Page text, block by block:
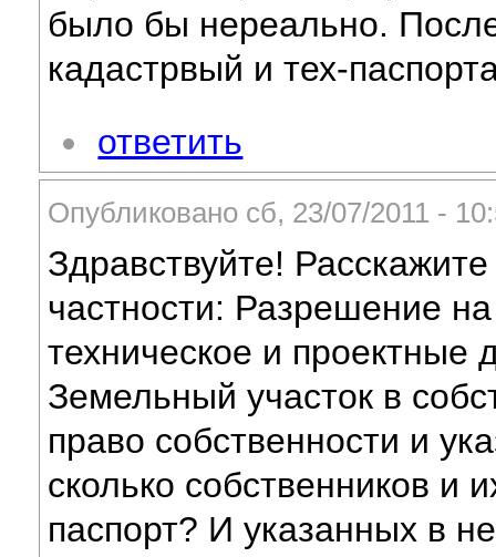
было бы нереально.
кадастрвый и тех-
ответить
Опубликовано сб, 23/07/2011 -
Здравствуйте!
частности: Разрешение
техническое и проектные
Земельный участок в
право собственности и
сколько собственников и
паспорт? И указанных в